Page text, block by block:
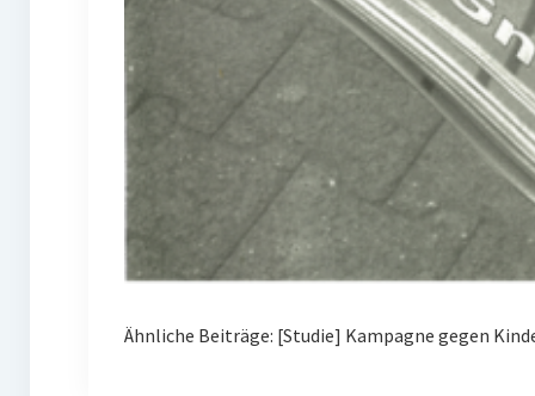
Ähnliche Beiträge: [Studie] Kampagne gegen